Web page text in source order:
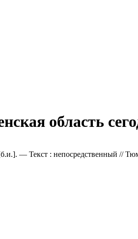
область
— Текст : непосредственный //